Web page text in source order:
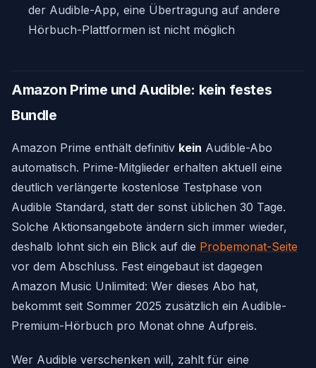
der Audible-App, eine Übertragung auf andere
Hörbuch-Plattformen ist nicht möglich
Amazon Prime und Audible: kein festes
Bundle
Amazon Prime enthält definitiv kein Audible-Abo
automatisch. Prime-Mitglieder erhalten aktuell eine
deutlich verlängerte kostenlose Testphase von
Audible Standard, statt der sonst üblichen 30 Tage.
Solche Aktionsangebote ändern sich immer wieder,
deshalb lohnt sich ein Blick auf die Probemonat-Seite
vor dem Abschluss. Fest eingebaut ist dagegen
Amazon Music Unlimited: Wer dieses Abo hat,
bekommt seit Sommer 2025 zusätzlich ein Audible-
Premium-Hörbuch pro Monat ohne Aufpreis.
Wer Audible verschenken will, zahlt für eine